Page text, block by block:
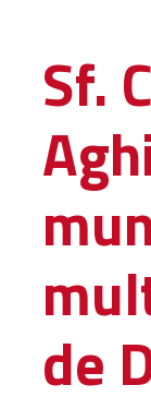
ISTORIC
IERARH
Sf.
de